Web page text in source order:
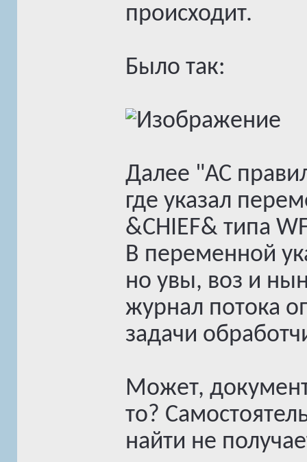
происходит.
Было так:
Далее "АС
где указал
&CHIEF& типа
В переменной
но увы, воз и
журнал потока
задачи
Может,
то?
найти не